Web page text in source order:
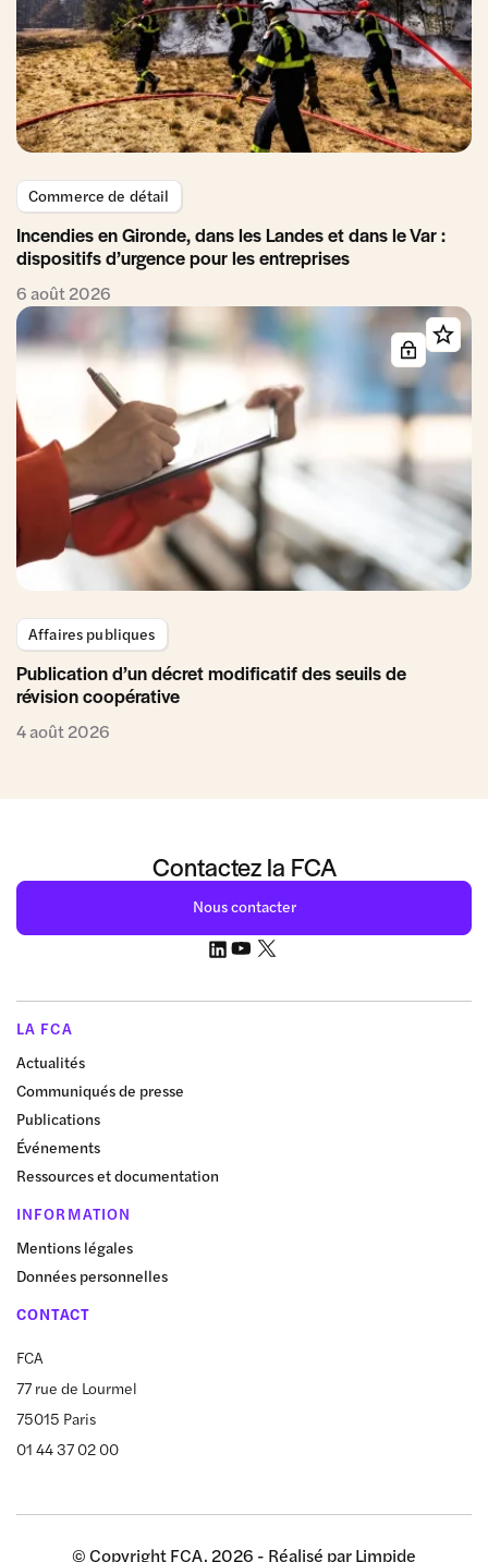
Commerce de détail
Incendies en Gironde, dans les Landes et dans le Var :
dispositifs d’urgence pour les entreprises
6 août 2026
Affaires publiques
Publication d’un décret modificatif des seuils de
révision coopérative
4 août 2026
Contactez la FCA
Nous contacter
LA FCA
Actualités
Communiqués de presse
Publications
Événements
Ressources et documentation
INFORMATION
Mentions légales
Données personnelles
CONTACT
FCA
77 rue de Lourmel
75015 Paris
01 44 37 02 00
© Copyright FCA, 2026 - Réalisé parLimpide